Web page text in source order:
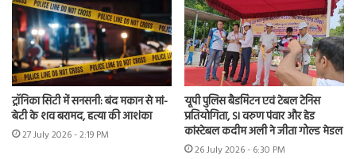
ट्रॉनिका सिटी में सनसनी: बंद मकान से मां-
बेटी के शव बरामद, हत्या की आशंका
27 July 2026 - 2:19 PM
यूपी पुलिस बैडमिंटन एवं टेबल टेनिस
प्रतियोगिता, SI वरुण पंवार और हेड
कांस्टेबल कदीम अली ने जीता गोल्ड मेडल
26 July 2026 - 6:30 PM